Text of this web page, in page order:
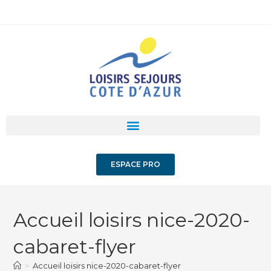
ESPACE PRO
Accueil loisirs nice-2020-
cabaret-flyer
> Accueil loisirs nice-2020-cabaret-flyer